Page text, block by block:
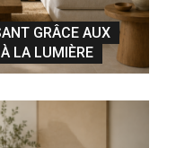
GRÂCE AUX
LA LUMIÈRE